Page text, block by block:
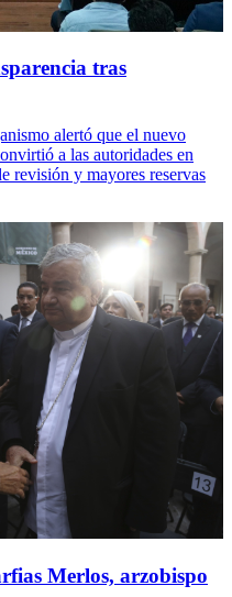
tras
alertó que el nuevo
a las autoridades en
revisión y mayores reservas
Merlos, arzobispo